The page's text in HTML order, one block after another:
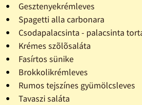
Gesztenyekrémleves
Spagetti alla carbonara
Csodapalacsinta - palacsinta
Krémes szõlõsaláta
Fasírtos sünike
Brokkolikrémleves
Rumos tejszínes gyümölcsleves
Tavaszi saláta